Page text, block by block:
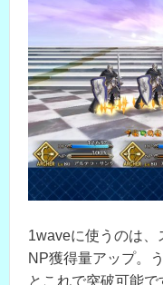
1waveに使うのは、
NP獲得量アップ。
とこれで突破可能